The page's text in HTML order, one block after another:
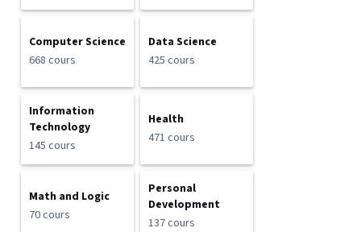
Computer Science
668 cours
Data Science
425 cours
Information
Technology
145 cours
Health
471 cours
Math and Logic
70 cours
Personal
Development
137 cours